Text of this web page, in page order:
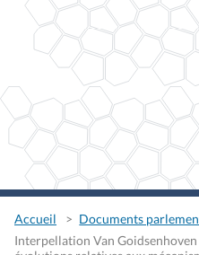
Accueil
Documents
Interpellation Van